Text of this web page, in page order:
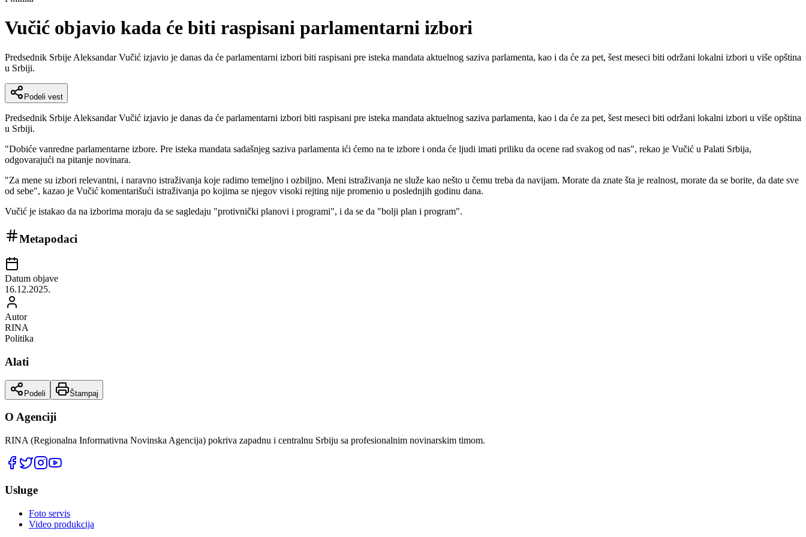
Vučić objavio kada će biti raspisani parlamentarni izbori
Predsednik Srbije Aleksandar Vučić izjavio je danas da će parlamentarni izbori biti raspisani pre isteka mandata aktuelnog saziva parlamenta, kao i da će za pet, šest meseci biti održani lokalni izbori u više opština
u Srbiji.
Podeli vest
Predsednik Srbije Aleksandar Vučić izjavio je danas da će parlamentarni izbori biti raspisani pre isteka mandata aktuelnog saziva parlamenta, kao i da će za pet, šest meseci biti održani lokalni izbori u više opština
u Srbiji.
"Dobiće vanredne parlamentarne izbore. Pre isteka mandata sadašnjeg saziva parlamenta ići ćemo na te izbore i onda će ljudi imati priliku da ocene rad svakog od nas", rekao je Vučić u Palati Srbija,
odgovarajući na pitanje novinara.
"Za mene su izbori relevantni, i naravno istraživanja koje radimo temeljno i ozbiljno. Meni istraživanja ne služe kao nešto u čemu treba da navijam. Morate da znate šta je realnost, morate da se borite, da date sve
od sebe", kazao je Vučić komentarišući istraživanja po kojima se njegov visoki rejting nije promenio u poslednjih godinu dana.
Vučić je istakao da na izborima moraju da se sagledaju "protivnički planovi i programi", i da se da "bolji plan i program".
Metapodaci
Datum objave
16.12.2025.
Autor
RINA
Politika
Alati
Podeli Štampaj
O Agenciji
RINA (Regionalna Informativna Novinska Agencija) pokriva zapadnu i centralnu Srbiju sa profesionalnim novinarskim timom.
Usluge
Foto servis
Video produkcija